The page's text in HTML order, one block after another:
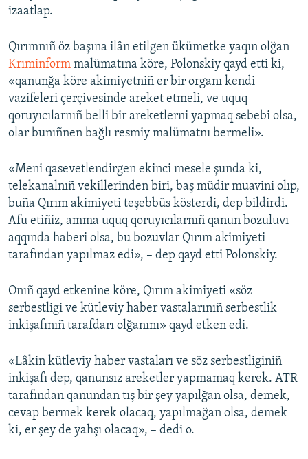
izaatlap.
Qırımnıñ öz başına ilân etilgen ükümetke yaqın olğan
Krıminform malümatına köre, Polonskiy qayd etti ki,
«qanunğa köre akimiyetniñ er bir organı kendi
vazifeleri çerçivesinde areket etmeli, ve uquq
qoruyıcılarnıñ belli bir areketlerni yapmaq sebebi olsa,
olar bunıñnen bağlı resmiy malümatnı bermeli».
«Meni qasevetlendirgen ekinci mesele şunda ki,
telekanalnıñ vekillerinden biri, baş müdir muavini olıp,
buña Qırım akimiyeti teşebbüs kösterdi, dep bildirdi.
Afu etiñiz, amma uquq qoruyıcılarnıñ qanun bozuluvı
aqqında haberi olsa, bu bozuvlar Qırım akimiyeti
tarafından yapılmaz edi», – dep qayd etti Polonskiy.
Onıñ qayd etkenine köre, Qırım akimiyeti «söz
serbestligi ve kütleviy haber vastalarınıñ serbestlik
inkişafınıñ tarafdarı olğanını» qayd etken edi.
«Lâkin kütleviy haber vastaları ve söz serbestliginiñ
inkişafı dep, qanunsız areketler yapmamaq kerek. ATR
tarafından qanundan tış bir şey yapılğan olsa, demek,
cevap bermek kerek olacaq, yapılmağan olsa, demek
ki, er şey de yahşı olacaq», – dedi o.